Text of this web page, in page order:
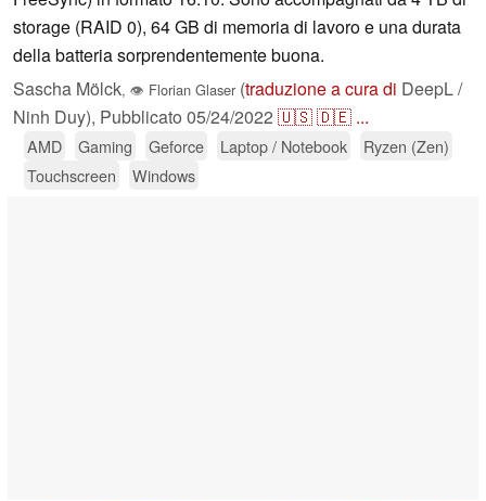
storage (RAID 0), 64 GB di memoria di lavoro e una durata
della batteria sorprendentemente buona.
Sascha Mölck, 👁 Florian Glaser (traduzione a cura di DeepL /
Ninh Duy), Pubblicato 05/24/2022 🇺🇸🇩🇪 ...
AMD Gaming Geforce Laptop / Notebook
Ryzen (Zen)
Touchscreen
Windows